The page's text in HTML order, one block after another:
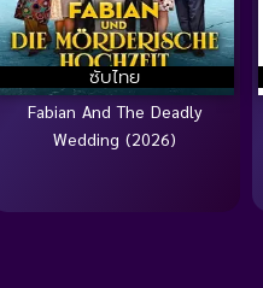
ซับไทย
Fabian And The Deadly
Wedding (2026)